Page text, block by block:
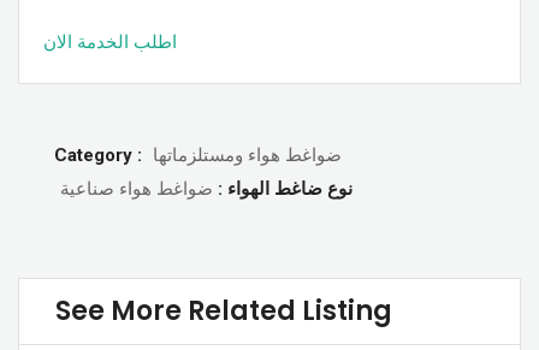
اطلب الخدمة الان
Category :
ضواغط هواء ومستلزماتها
نوع ضاغط الهواء : ضواغط هواء صناعية
See More Related Listing